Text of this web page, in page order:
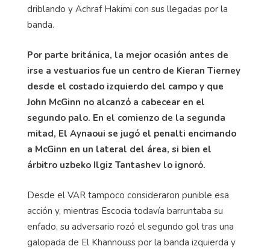
driblando y Achraf Hakimi con sus llegadas por la
banda.
Por parte británica, la mejor ocasión antes de
irse a vestuarios fue un centro de Kieran Tierney
desde el costado izquierdo del campo y que
John McGinn no alcanzó a cabecear en el
segundo palo. En el comienzo de la segunda
mitad, El Aynaoui se jugó el penalti encimando
a McGinn en un lateral del área, si bien el
árbitro uzbeko Ilgiz Tantashev lo ignoró.
Desde el VAR tampoco consideraron punible esa
acción y, mientras Escocia todavía barruntaba su
enfado, su adversario rozó el segundo gol tras una
galopada de El Khannouss por la banda izquierda y